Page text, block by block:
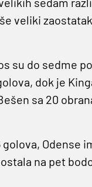
veliki
su do sedme
dok je
sa 20
Odense
na pet